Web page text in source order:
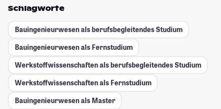
Schlagworte
Bauingenieurwesen als berufsbegleitendes Studium
Bauingenieurwesen als Fernstudium
Werkstoffwissenschaften als berufsbegleitendes Studium
Werkstoffwissenschaften als Fernstudium
Bauingenieurwesen als Master